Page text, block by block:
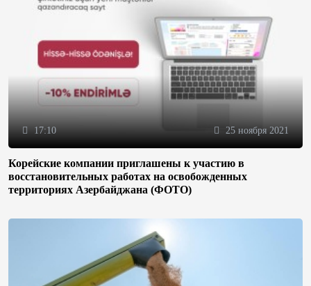
17:10 25 ноября 2021
Корейские компании приглашены к участию в
восстановительных работах на освобожденных
территориях Азербайджана (ФОТО)